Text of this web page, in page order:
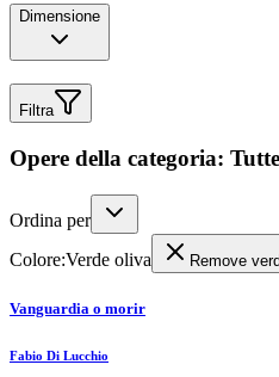
Dimensione
Filtra
Opere della categoria:
Ordina per
Colore:Verde oliva Remove
Vanguardia o morir
Fabio Di Lucchio